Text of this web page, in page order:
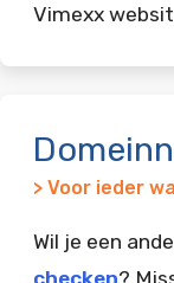
Vimexx
> Voor ieder
Wil je een
checken?